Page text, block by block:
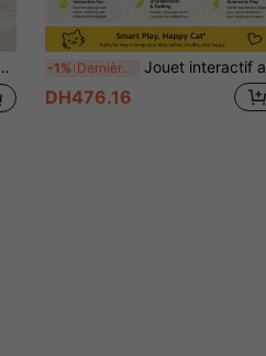
-1% Dernières 6 heures Jouet interactif automatique en forme de fromage pour chat, centre d'activité électronique 3-en-1 pour chat, jouet interactif rechargeable par USB, convient aux chats et chatons d'intérieur, soulage l'ennui
DH476.16